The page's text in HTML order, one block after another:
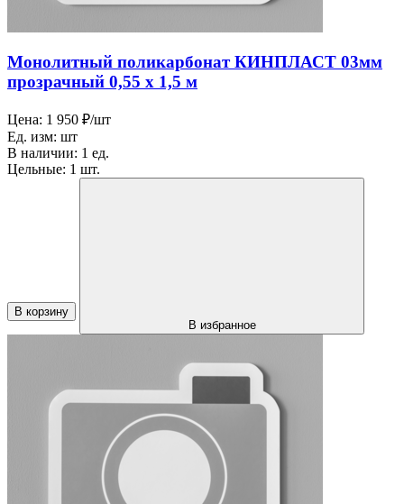
Монолитный поликарбонат КИНПЛАСТ 03мм
прозрачный 0,55 х 1,5 м
Цена: 1 950 ₽/шт
Ед. изм: шт
В наличии: 1 ед.
Цельные: 1 шт.
В корзину
В избранное